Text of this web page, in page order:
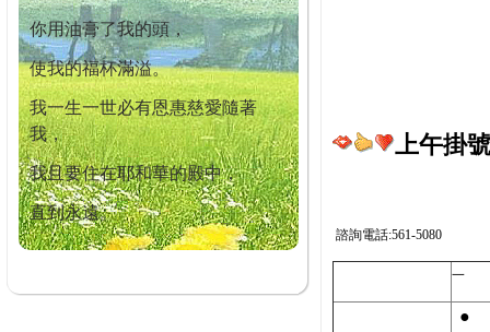
你用油膏了我的頭，
使我的福杯滿溢。
我一生一世必有恩惠慈愛隨著
我，
我且要住在耶和華的殿中，
直到永遠。
上午掛
諮詢電話:561-5080
一
●